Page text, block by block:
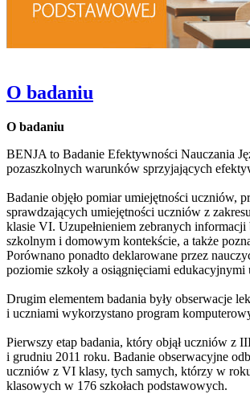
O badaniu
O badaniu
BENJA to Badanie Efektywności Nauczania
pozaszkolnych warunków sprzyjających
Badanie objęło pomiar umiejętności uczniów,
sprawdzających umiejętności uczniów z
klasie VI. Uzupełnieniem zebranych
szkolnym i domowym kontekście, a także
Porównano ponadto deklarowane przez
poziomie szkoły a osiągnięciami edukacyjnymi
Drugim elementem badania były obserwacje
i uczniami wykorzystano program
Pierwszy etap badania, który objął uczniów z
i grudniu 2011 roku. Badanie obserwacyjne
uczniów z VI klasy, tych samych, którzy w
klasowych w 176 szkołach podstawowych.